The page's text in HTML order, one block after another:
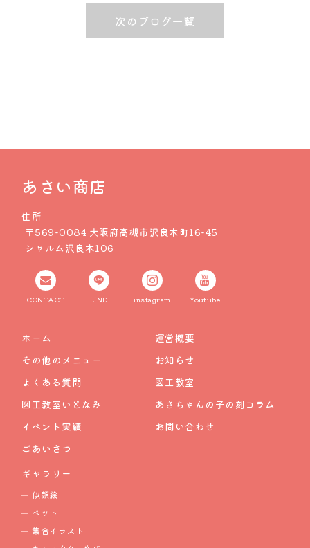
次のブログ一覧
あさい商店
住所
〒569-0084 大阪府高槻市沢良木町16-45
シャルム沢良木106
CONTACT LINE instagram Youtube
ホーム
その他のメニュー
よくある質問
図工教室いとなみ
イベント実績
ごあいさつ
運営概要
お知らせ
図工教室
あさちゃんの子の刻コラム
お問い合わせ
ギャラリー
似顔絵
ペット
集合イラスト